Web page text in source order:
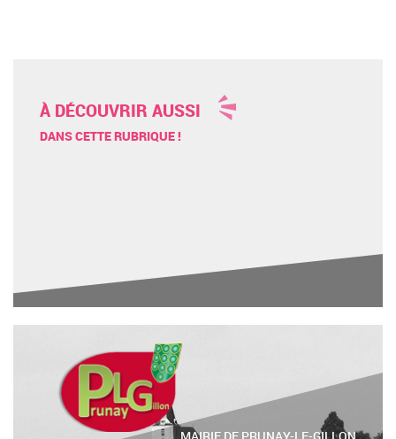
À DÉCOUVRIR AUSSI
DANS CETTE RUBRIQUE !